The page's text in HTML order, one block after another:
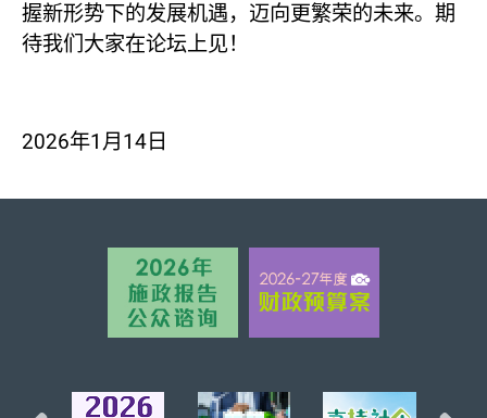
握新形势下的发展机遇，迈向更繁荣的未来。期
待我们大家在论坛上见！
2026年1月14日
页首